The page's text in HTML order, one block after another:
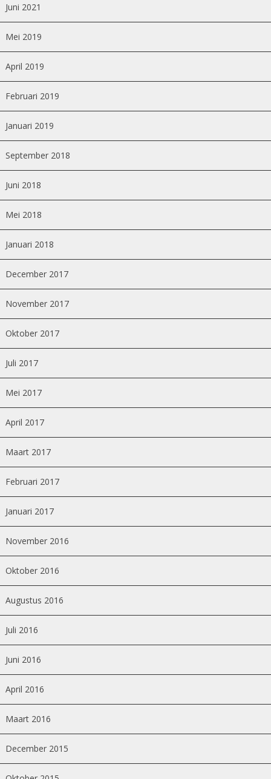
Juni 2021
Mei 2019
April 2019
Februari 2019
Januari 2019
September 2018
Juni 2018
Mei 2018
Januari 2018
December 2017
November 2017
Oktober 2017
Juli 2017
Mei 2017
April 2017
Maart 2017
Februari 2017
Januari 2017
November 2016
Oktober 2016
Augustus 2016
Juli 2016
Juni 2016
April 2016
Maart 2016
December 2015